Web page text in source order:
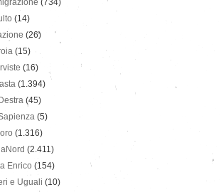
(734)
(14)
(26)
(15)
(16)
(1.394)
(45)
(5)
(1.316)
(2.411)
Enrico (154)
e Uguali (10)